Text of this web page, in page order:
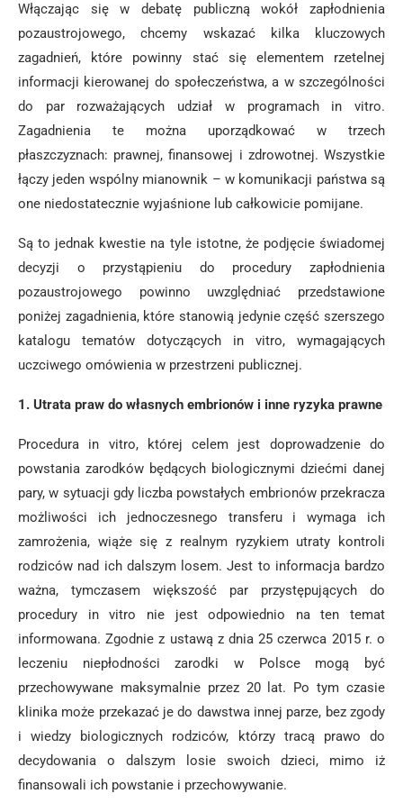
Włączając się w debatę publiczną wokół zapłodnienia
pozaustrojowego, chcemy wskazać kilka kluczowych
zagadnień, które powinny stać się elementem rzetelnej
informacji kierowanej do społeczeństwa, a w szczególności
do par rozważających udział w programach in vitro.
Zagadnienia te można uporządkować w trzech
płaszczyznach: prawnej, finansowej i zdrowotnej. Wszystkie
łączy jeden wspólny mianownik – w komunikacji państwa są
one niedostatecznie wyjaśnione lub całkowicie pomijane.
Są to jednak kwestie na tyle istotne, że podjęcie świadomej
decyzji o przystąpieniu do procedury zapłodnienia
pozaustrojowego powinno uwzględniać przedstawione
poniżej zagadnienia, które stanowią jedynie część szerszego
katalogu tematów dotyczących in vitro, wymagających
uczciwego omówienia w przestrzeni publicznej.
1. Utrata praw do własnych embrionów i inne ryzyka prawne
Procedura in vitro, której celem jest doprowadzenie do
powstania zarodków będących biologicznymi dziećmi danej
pary, w sytuacji gdy liczba powstałych embrionów przekracza
możliwości ich jednoczesnego transferu i wymaga ich
zamrożenia, wiąże się z realnym ryzykiem utraty kontroli
rodziców nad ich dalszym losem. Jest to informacja bardzo
ważna, tymczasem większość par przystępujących do
procedury in vitro nie jest odpowiednio na ten temat
informowana. Zgodnie z ustawą z dnia 25 czerwca 2015 r. o
leczeniu niepłodności zarodki w Polsce mogą być
przechowywane maksymalnie przez 20 lat. Po tym czasie
klinika może przekazać je do dawstwa innej parze, bez zgody
i wiedzy biologicznych rodziców, którzy tracą prawo do
decydowania o dalszym losie swoich dzieci, mimo iż
finansowali ich powstanie i przechowywanie.